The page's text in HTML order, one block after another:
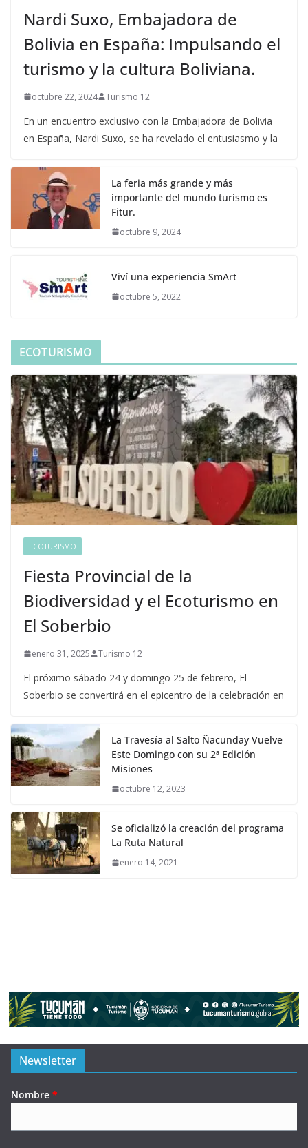
Nardi Suxo, Embajadora de
Bolivia en España: Impulsando el
turismo y la cultura Boliviana.
octubre 22, 2024 Turismo 12
En un encuentro exclusivo con la Embajadora de Bolivia
en España, Nardi Suxo, se ha revelado el entusiasmo y la
La feria más grande y más
importante del mundo turismo es
Fitur.
octubre 9, 2024
Viví una experiencia SmArt
octubre 5, 2022
ECOTURISMO
ECOTURISMO
Fiesta Provincial de la
Biodiversidad y el Ecoturismo en
El Soberbio
enero 31, 2025 Turismo 12
El próximo sábado 24 y domingo 25 de febrero, El
Soberbio se convertirá en el epicentro de la celebración en
La Travesía al Salto Ñacunday Vuelve
Este Domingo con su 2ª Edición
Misiones
octubre 12, 2023
Se oficializó la creación del programa
La Ruta Natural
enero 14, 2021
Newsletter
Nombre *